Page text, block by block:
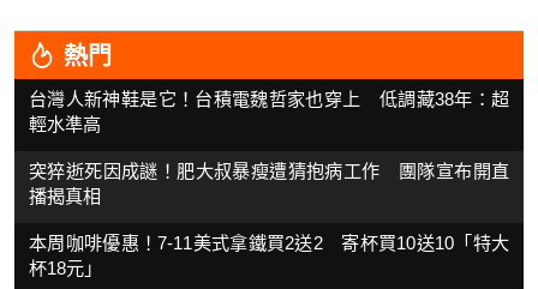
熱門
台灣人新神鞋是它！台積電魏哲家也穿上 低調藏38年：超
輕水準高
突猝逝死因成謎！肥大叔暴瘦遭猜抱病工作 團隊宣布開直
播揭真相
本周咖啡優惠！7-11美式拿鐵買2送2 寄杯買10送10「特大
杯18元」